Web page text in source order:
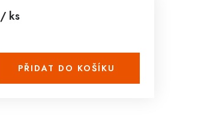
/ ks
PŘIDAT DO KOŠÍKU